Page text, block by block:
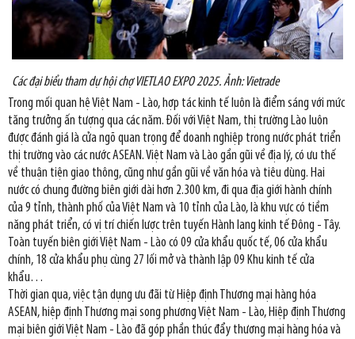
Các đại biểu tham dự hội chợ VIETLAO EXPO 2025. Ảnh: Vietrade
Trong mối quan hệ Việt Nam - Lào, hợp tác kinh tế luôn là điểm sáng với mức
tăng trưởng ấn tượng qua các năm. Đối với Việt Nam, thị trường Lào luôn
được đánh giá là cửa ngõ quan trọng để doanh nghiệp trong nước phát triển
thị trường vào các nước ASEAN. Việt Nam và Lào gần gũi về địa lý, có ưu thế
về thuận tiện giao thông, cũng như gần gũi về văn hóa và tiêu dùng. Hai
nước có chung đường biên giới dài hơn 2.300 km, đi qua địa giới hành chính
của 9 tỉnh, thành phố của Việt Nam và 10 tỉnh của Lào, là khu vực có tiềm
năng phát triển, có vị trí chiến lược trên tuyến Hành lang kinh tế Đông - Tây.
Toàn tuyến biên giới Việt Nam - Lào có 09 cửa khẩu quốc tế, 06 cửa khẩu
chính, 18 cửa khẩu phụ cùng 27 lối mở và thành lập 09 Khu kinh tế cửa
khẩu…
Thời gian qua, việc tận dụng ưu đãi từ Hiệp định Thương mại hàng hóa
ASEAN, hiệp định Thương mại song phương Việt Nam - Lào, Hiệp định Thương
mại biên giới Việt Nam - Lào đã góp phần thúc đẩy thương mại hàng hóa và